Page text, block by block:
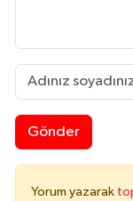
Gönder
Yorum yazarak